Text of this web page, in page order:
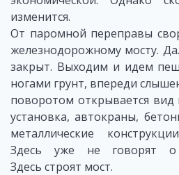
изменится.
От паромной переправы
железнодорожному мосту.
закрыт. Выходим и идем
ногами грунт, впереди
поворотом открывается вид
установка, автокраны,
металлические
Здесь уже не говорят
Здесь строят мост.